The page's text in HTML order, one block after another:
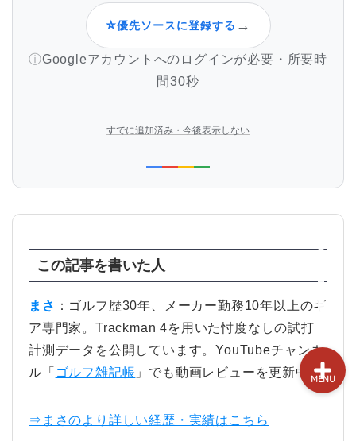
⭐優先ソースに登録する →
Googleアカウントへのログインが必要・所要時
間30秒
すでに追加済み・今後表示しない
この記事を書いた人
まさ ：ゴルフ歴30年、メーカー勤務10年以上のギ
ア専門家。Trackman 4を用いた忖度なしの試打
計測データを公開しています。YouTubeチャンネ
ル「 ゴルフ雑記帳 」でも動画レビューを更新中！
⇒まさのより詳しい経歴・実績はこちら
MENU
新製品情報